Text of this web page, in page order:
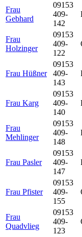
Frau
Gebhard
09153
409-
142
Frau
Holzinger
09153
409-
122
Frau Hüßner
09153
409-
143
Frau Karg
09153
409-
140
Frau
Mehlinger
09153
409-
148
Frau Pasler
09153
409-
147
Frau Pfister
09153
409-
155
Frau
Quadvlieg
09153
409-
123